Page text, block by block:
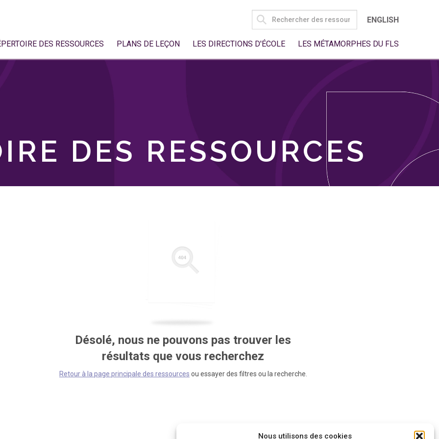
Nous utilisons des cookies
SEARCH
FOR:
ENGLISH
DES RESSOURCES PLANS DE LEÇON LES DIRECTIONS D'ÉCOLE LES MÉTAMORPHES DU FLS
DES RESSOURCES
Désolé, nous ne pouvons pas trouver les
résultats que vous recherchez
Retour à la page principale des ressources ou essayer des filtres ou la recherche.